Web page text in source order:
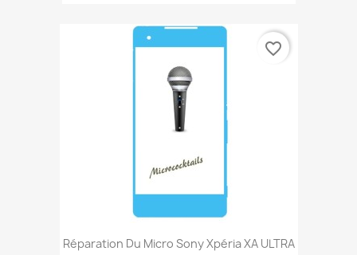
Réparation Du Micro Sony Xpéria XA ULTRA
favorite_border